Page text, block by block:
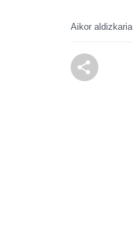
Aikor aldizkaria